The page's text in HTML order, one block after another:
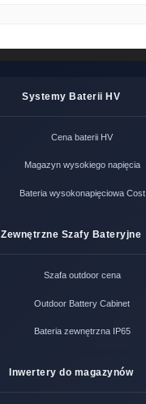
Systemy Baterii HV
Cena baterii HV
Magazyn wysokiego napięcia
Bateria wysokonapięciowa Cost
Zewnętrzne Szafy Bateryjne
Szafa outdoor cena
Outdoor Battery Cabinet
Bateria zewnętrzna IP65
Inwertery do magazynów